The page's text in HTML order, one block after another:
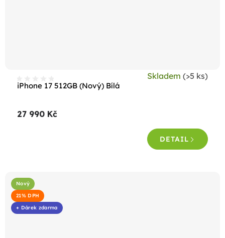
iPhone 17 512GB (Nový) Bílá
Skladem (>5 ks)
27 990 Kč
DETAIL
Nový
21% DPH
+ Dárek zdarma